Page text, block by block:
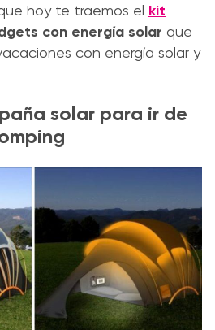
hoy te traemos el kit
con energía solar que
con energía solar y
solar para ir de